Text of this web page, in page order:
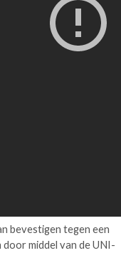
bevestigen tegen een
middel van de UNI-